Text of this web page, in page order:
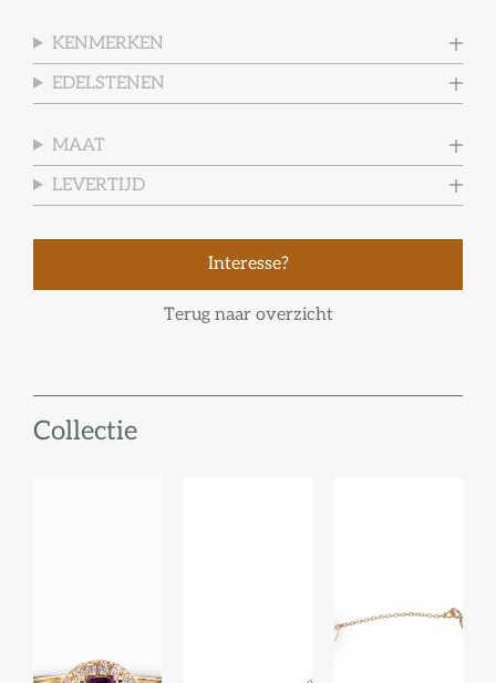
KENMERKEN
EDELSTENEN
MAAT
LEVERTIJD
Interesse?
Terug naar overzicht
Collectie